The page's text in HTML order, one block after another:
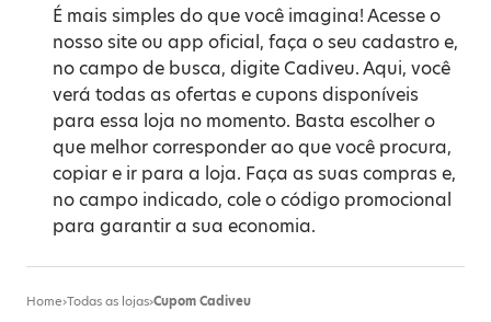
É mais simples do que você imagina! Acesse o
nosso site ou app oficial, faça o seu cadastro e,
no campo de busca, digite Cadiveu. Aqui, você
verá todas as ofertas e cupons disponíveis
para essa loja no momento. Basta escolher o
que melhor corresponder ao que você procura,
copiar e ir para a loja. Faça as suas compras e,
no campo indicado, cole o código promocional
para garantir a sua economia.
Home›Todas as lojas›Cupom Cadiveu